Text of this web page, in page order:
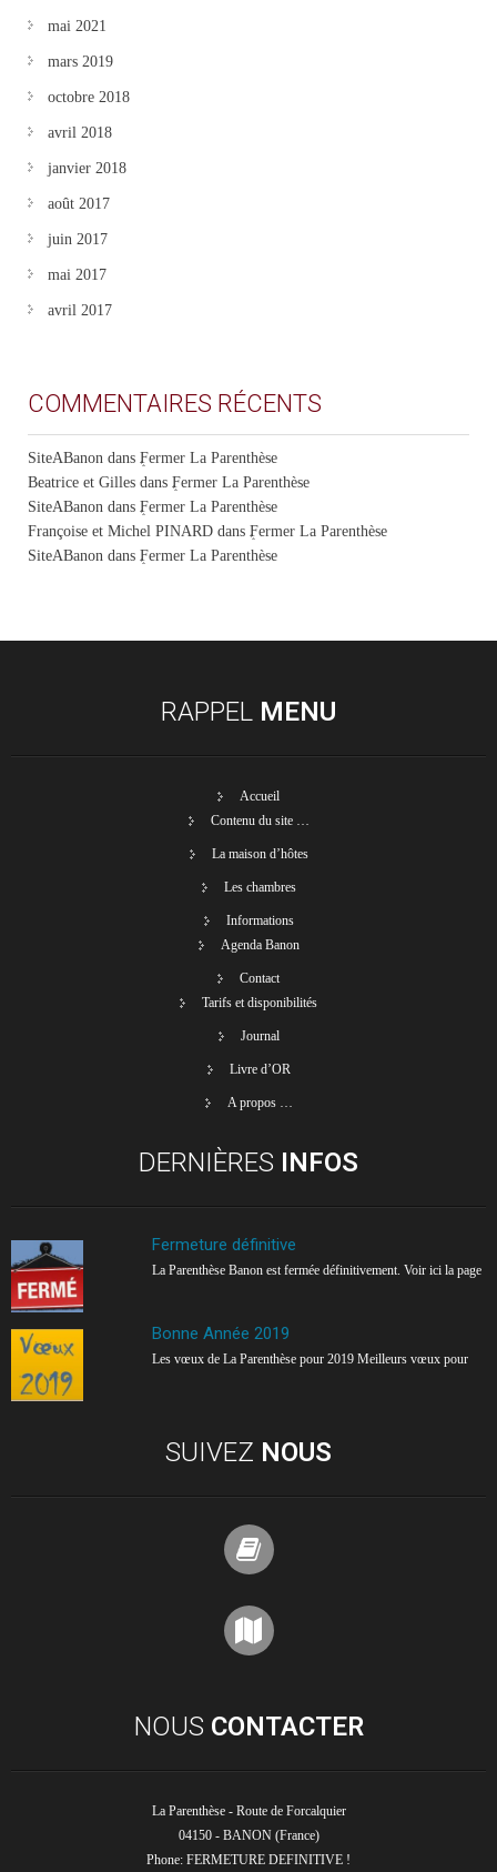
mai 2021
mars 2019
octobre 2018
avril 2018
janvier 2018
août 2017
juin 2017
mai 2017
avril 2017
COMMENTAIRES RÉCENTS
SiteABanon dans Fermer La Parenthèse
Beatrice et Gilles dans Fermer La Parenthèse
SiteABanon dans Fermer La Parenthèse
Françoise et Michel PINARD dans Fermer La Parenthèse
SiteABanon dans Fermer La Parenthèse
RAPPEL MENU
Accueil
Contenu du site …
La maison d’hôtes
Les chambres
Informations
Agenda Banon
Contact
Tarifs et disponibilités
Journal
Livre d’OR
A propos …
DERNIÈRES INFOS
Fermeture définitive
La Parenthèse Banon est fermée définitivement. Voir ici la page
Bonne Année 2019
Les vœux de La Parenthèse pour 2019 Meilleurs vœux pour
SUIVEZ NOUS
NOUS CONTACTER
La Parenthèse - Route de Forcalquier
04150 - BANON (France)
Phone: FERMETURE DEFINITIVE !